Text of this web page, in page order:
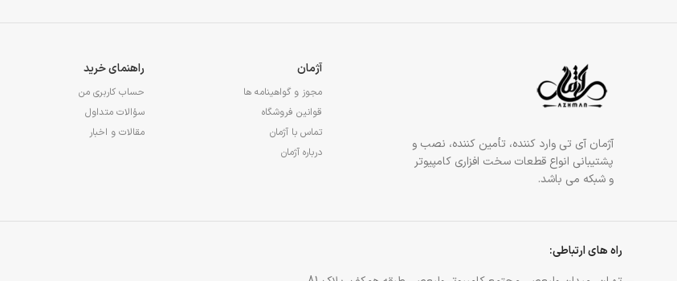
آژمان آی تی وارد کننده، تأمین کننده، نصب و
پشتیبانی انواع قطعات سخت افزاری کامپیوتر
و شبکه می باشد.
آژمان
مجوز و گواهینامه ها
قوانین فروشگاه
تماس با آژمان
درباره آژمان
راهنمای خرید
حساب کاربری من
سؤالات متداول
مقالات و اخبار
راه های ارتباطی: